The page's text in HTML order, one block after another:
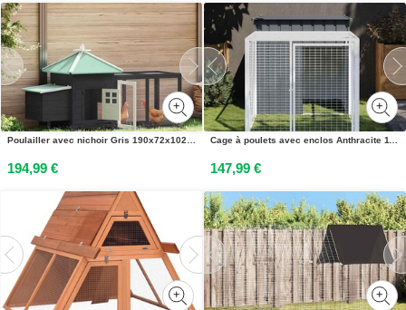
Poulailler avec nichoir Gris 190x72x102 cm Bois de sapin massif
194,99 €
Cage à poulets avec enclos Anthracite 110 x 201 x 110 cm Acier galvanisé
147,99 €